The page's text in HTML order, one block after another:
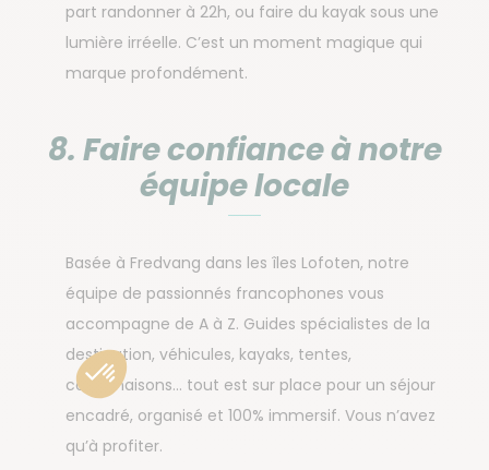
part randonner à 22h, ou faire du kayak sous une
lumière irréelle. C’est un moment magique qui
marque profondément.
8. Faire confiance à notre
équipe locale
Basée à Fredvang dans les îles Lofoten, notre
équipe de passionnés francophones vous
accompagne de A à Z. Guides spécialistes de la
destination, véhicules, kayaks, tentes,
combinaisons… tout est sur place pour un séjour
encadré, organisé et 100% immersif. Vous n’avez
qu’à profiter.